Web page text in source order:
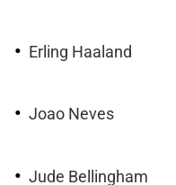
Erling Haaland
Joao Neves
Jude Bellingham